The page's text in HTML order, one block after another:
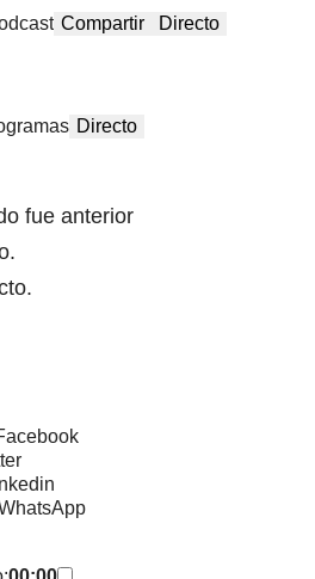
Compartir Directo
Directo
fue anterior